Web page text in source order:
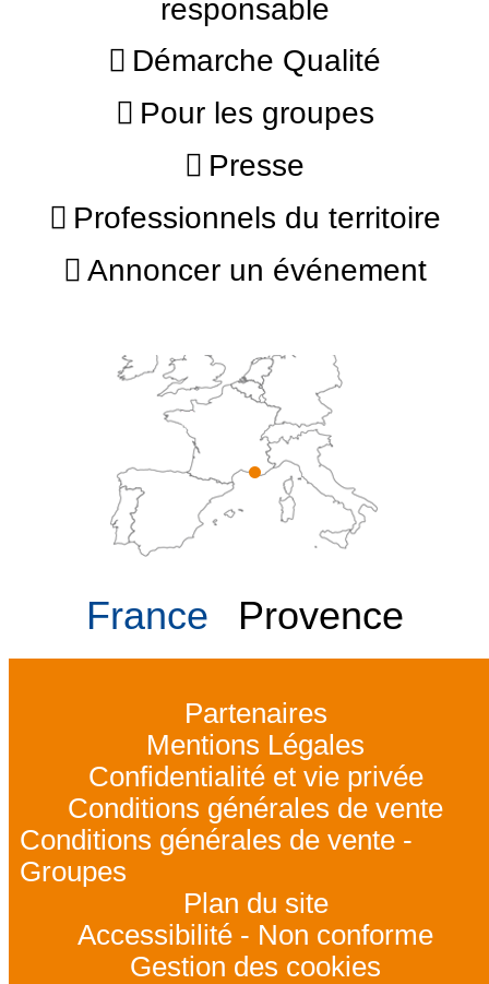
responsable
Démarche Qualité
Pour les groupes
Presse
Professionnels du territoire
Annoncer un événement
France Provence
Partenaires
Mentions Légales
Confidentialité et vie privée
Conditions générales de vente
Conditions générales de vente -
Groupes
Plan du site
Accessibilité - Non conforme
Gestion des cookies